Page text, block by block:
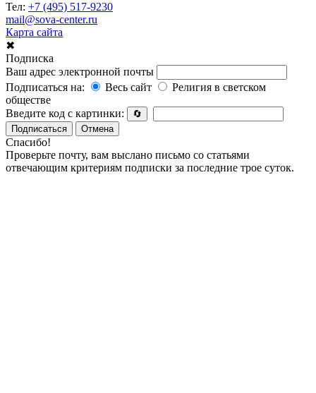
Тел: +7 (495) 517-9230
mail@sova-center.ru
Карта сайта
✖
Подписка
Ваш адрес электронной почты
Подписаться на:
Весь сайт
Религия в светском
обществе
Введите код с картинки:
🔄
Подписаться
Отмена
Спасибо!
Проверьте почту, вам выслано письмо со статьями
отвечающим критериям подписки за последние трое суток.